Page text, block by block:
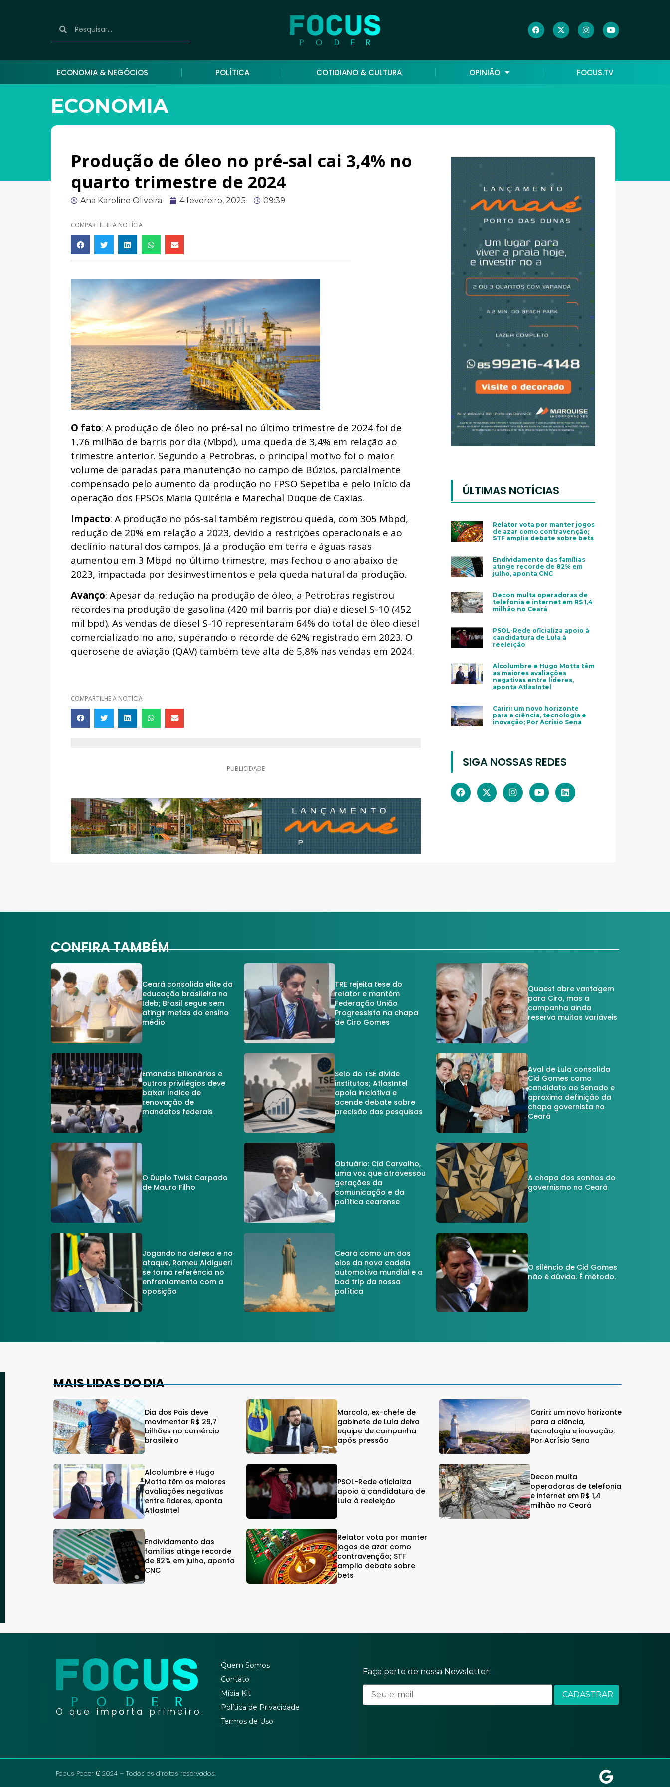
ECONOMIA & NEGÓCIOS POLÍTICA COTIDIANO & CULTURA OPINIÃO FOCUS.TV
ECONOMIA
Produção de óleo no pré-sal cai 3,4% no
quarto trimestre de 2024
Ana Karoline Oliveira 4 fevereiro, 2025 09:39
COMPARTILHE A NOTÍCIA
O fato: A produção de óleo no pré-sal no último trimestre de 2024 foi de
1,76 milhão de barris por dia (Mbpd), uma queda de 3,4% em relação ao
trimestre anterior. Segundo a Petrobras, o principal motivo foi o maior
volume de paradas para manutenção no campo de Búzios, parcialmente
compensado pelo aumento da produção no FPSO Sepetiba e pelo início da
operação dos FPSOs Maria Quitéria e Marechal Duque de Caxias.
Impacto: A produção no pós-sal também registrou queda, com 305 Mbpd,
redução de 20% em relação a 2023, devido a restrições operacionais e ao
declínio natural dos campos. Já a produção em terra e águas rasas
aumentou em 3 Mbpd no último trimestre, mas fechou o ano abaixo de
2023, impactada por desinvestimentos e pela queda natural da produção.
Avanço: Apesar da redução na produção de óleo, a Petrobras registrou
recordes na produção de gasolina (420 mil barris por dia) e diesel S-10 (452
mil bpd). As vendas de diesel S-10 representaram 64% do total de óleo diesel
comercializado no ano, superando o recorde de 62% registrado em 2023. O
querosene de aviação (QAV) também teve alta de 5,8% nas vendas em 2024.
COMPARTILHE A NOTÍCIA
PUBLICIDADE
ÚLTIMAS NOTÍCIAS
Relator vota por manter jogos
de azar como contravenção;
STF amplia debate sobre bets
Endividamento das famílias
atinge recorde de 82% em
julho, aponta CNC
Decon multa operadoras de
telefonia e internet em R$ 1,4
milhão no Ceará
PSOL-Rede oficializa apoio à
candidatura de Lula à
reeleição
Alcolumbre e Hugo Motta têm
as maiores avaliações
negativas entre líderes,
aponta AtlasIntel
Cariri: um novo horizonte
para a ciência, tecnologia e
inovação; Por Acrísio Sena
SIGA NOSSAS REDES
CONFIRA TAMBÉM
Ceará consolida elite da
educação brasileira no
Ideb; Brasil segue sem
atingir metas do ensino
médio
TRE rejeita tese do
relator e mantém
Federação União
Progressista na chapa
de Ciro Gomes
Quaest abre vantagem
para Ciro, mas a
campanha ainda
reserva muitas variáveis
Emandas bilionárias e
outros privilégios deve
baixar índice de
renovação de
mandatos federais
Selo do TSE divide
institutos; AtlasIntel
apoia iniciativa e
acende debate sobre
precisão das pesquisas
Aval de Lula consolida
Cid Gomes como
candidato ao Senado e
aproxima definição da
chapa governista no
Ceará
O Duplo Twist Carpado
de Mauro Filho
Obtuário: Cid Carvalho,
uma voz que atravessou
gerações da
comunicação e da
política cearense
A chapa dos sonhos do
governismo no Ceará
Jogando na defesa e no
ataque, Romeu Aldigueri
se torna referência no
enfrentamento com a
oposição
Ceará como um dos
elos da nova cadeia
automotiva mundial e a
bad trip da nossa
política
O silêncio de Cid Gomes
não é dúvida. É método.
MAIS LIDAS DO DIA
Dia dos Pais deve
movimentar R$ 29,7
bilhões no comércio
brasileiro
Marcola, ex-chefe de
gabinete de Lula deixa
equipe de campanha
após pressão
Cariri: um novo horizonte
para a ciência,
tecnologia e inovação;
Por Acrísio Sena
Alcolumbre e Hugo
Motta têm as maiores
avaliações negativas
entre líderes, aponta
AtlasIntel
PSOL-Rede oficializa
apoio à candidatura de
Lula à reeleição
Decon multa
operadoras de telefonia
e internet em R$ 1,4
milhão no Ceará
Endividamento das
famílias atinge recorde
de 82% em julho, aponta
CNC
Relator vota por manter
jogos de azar como
contravenção; STF
amplia debate sobre
bets
O que importa primeiro.
Quem Somos
Contato
Mídia Kit
Política de Privacidade
Termos de Uso
Faça parte de nossa Newsletter:
Focus Poder ₢ 2024 – Todos os direitos reservados.